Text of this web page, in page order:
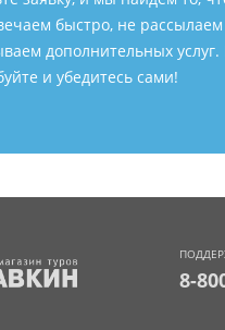
быстро, не
дополнительных услуг.
и убедитесь сами!
8-